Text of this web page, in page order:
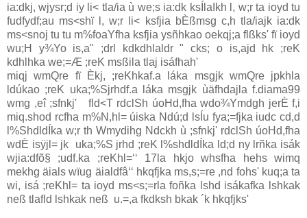
ia:dkj, wjysr;d iy li< tla/ia ù we;s ia:dk ksÍlaIkh l, w;r ta ioyd tu
fudfydf;au ms<shï l, w;r li< ksfjia bÈßmsg c,h tla/iajk ia:dk
ms<snoj tu tu m%foaYfha ksfjia ysñhkao oekqj;a flßks' fï ioyd
wu;H y¾Yo is,a" ;drl kdkdhlaldr " cks; o is,ajd hk ;reK
kdhlhka we;=Æ ;reK msßila tlaj isáfhah'
miqj wmQre fï Èkj, ;reKhkaf.a láka msgjk wmQre jpkhla
ldúkao ;reK uka;%Sjrhdf.a láka msgjk ùäfhdajla f.diama99
wmg ,eî ;sfnkj' fld<T rdclSh úoHd,fha wdo¾Ymdgh jerÈ f,i
miq.shod rcfha m%N,hl= úiska Ndú;d lsÍu fya;=fjka iudc cd,d
l%ShdldÍka w;r th Wmydihg Ndckh ù ;sfnkj' rdclSh úoHd,fha
wdÈ isÿjl= jk uka;%S jrhd ;reK l%shdldÍka ld;d ny lrñka isák
wjia:dfõ§ ;udf.ka ;reKhl=‘‘ 17la hkjo whsfha hehs wimq
mekhg äials wïug äialdfâ‘‘ hkqfjka ms,s;=re ,nd fohs' kuq;a ta
wi, isá ;reKhl= ta ioyd ms<s;=rla foñka lshd isákafka lshkak
neß tlafld lshkak neß u.=,a fkdksh bkak ´k hkqfjks'